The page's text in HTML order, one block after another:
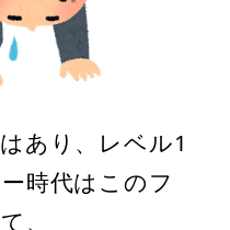
あり、レベル1
時代はこのフ
、